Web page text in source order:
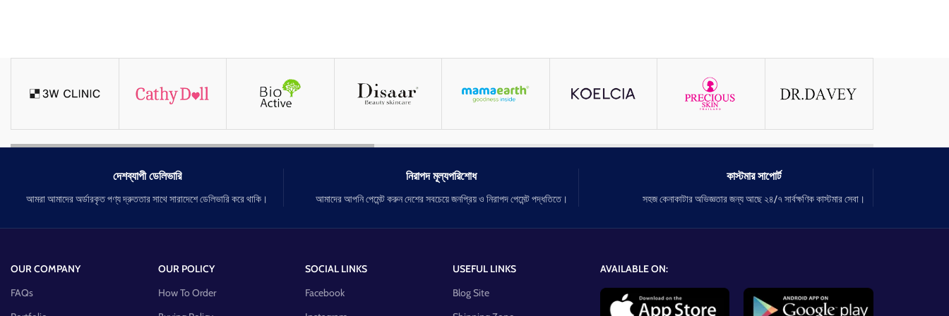
দেশব্যাপী ডেলিভারি
আমরা আমাদের অর্ডারকৃত পণ্য দ্রুততার সাথে সারাদেশে ডেলিভারি করে থাকি।
নিরাপদ মূল্যপরিশোধ
আমাদের আপনি পেমেন্ট করুন দেশের সবচেয়ে জনপ্রিয় ও নিরাপদ পেমেন্ট পদ্ধতিতে।
কাস্টমার সাপোর্ট
সহজ কেনাকাটার অভিজ্ঞতার জন্য আছে ২৪/৭ সার্বক্ষণিক কাস্টমার সেবা।
OUR COMPANY
FAQs
OUR POLICY
How To Order
SOCIAL LINKS
Facebook
USEFUL LINKS
Blog Site
AVAILABLE ON: